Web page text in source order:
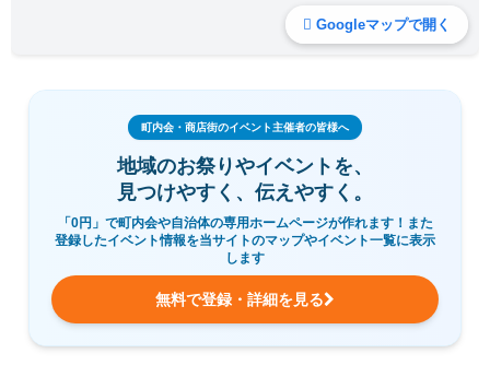
Googleマップで開く
町内会・商店街のイベント主催者の皆様へ
地域のお祭りやイベントを、
見つけやすく、伝えやすく。
「0円」で町内会や自治体の専用ホームページが作れます！また
登録したイベント情報を当サイトのマップやイベント一覧に表示
します
無料で登録・詳細を見る